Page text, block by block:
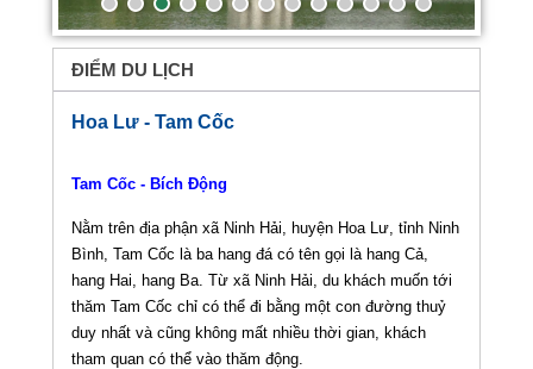
ĐIỂM DU LỊCH
Hoa Lư - Tam Cốc
Tam Cốc - Bích Động
Nằm trên địa phận xã Ninh Hải, huyện Hoa Lư, tỉnh Ninh
Bình, Tam Cốc là ba hang đá có tên gọi là hang Cả,
hang Hai, hang Ba. Từ xã Ninh Hải, du khách muốn tới
thăm Tam Cốc chỉ có thể đi bằng một con đường thuỷ
duy nhất và cũng không mất nhiều thời gian, khách
tham quan có thể vào thăm động.